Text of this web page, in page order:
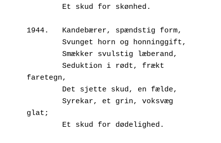
        Et skud for skønhed.
1944.	Kandebærer, spændstig form,
        Svunget horn og honninggift,
        Smækker svulstig læberand,
faretegn,
        Det sjette skud, en fælde,
glat;
        Et skud for dødelighed.